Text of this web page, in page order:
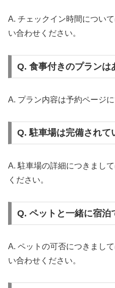
A. チェックイン時間につい
い合わせください。
Q. 食事付きのプランは
A. プラン内容は予約ページ
Q. 駐車場は完備されて
A. 駐車場の詳細につきまし
ください。
Q. ペットと一緒に宿泊
A. ペットの可否につきまし
い合わせください。